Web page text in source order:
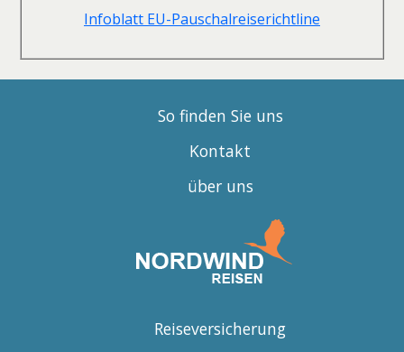
Infoblatt EU-Pauschalreiserichtline
So finden Sie uns
Kontakt
über uns
Reiseversicherung